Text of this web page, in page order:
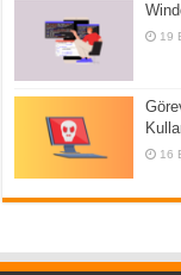
19
16